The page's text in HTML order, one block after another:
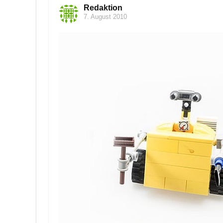
Redaktion
7. August 2010